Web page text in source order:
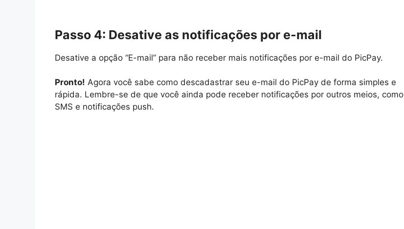
Passo 4: Desative as notificações por e-mail
Desative a opção “E-mail” para não receber mais notificações por e-mail do PicPay.
Pronto! Agora você sabe como descadastrar seu e-mail do PicPay de forma simples e
rápida. Lembre-se de que você ainda pode receber notificações por outros meios, como
SMS e notificações push.